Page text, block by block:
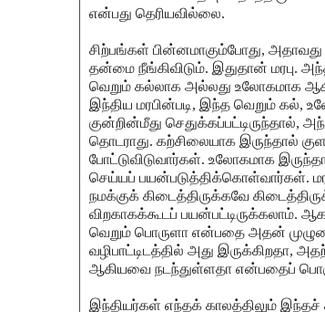
என்பது தெரியவில்லை.
சிற்பங்கள் பின்னமாகும்போது,
தன்மை நீங்கிவிடும். இதுதான் மரபு.
வெறும் கல்லாக அல்லது உலோகமாக
இந்திய மரபின்படி, இந்த வெறும் கல்,
குன்றின்மீது செதுக்கப்பட்டிருந்தால்,
தொடராது. கற்சிலையாக இருந்தால்
போட்டுவிடுவார்கள். உலோகமாக
செய்யப் பயன்படுத்திக்கொள்வார்கள்.
நமக்குக் கிடைத்திருக்கவே
விறகாகக்கூடப் பயன்பட்டிருக்கலாம்.
வெறும் பொருளா என்பதை அதன்
வழிபாட்டிடத்தில் அது இருக்கிறதா,
ஆகியவை நடந்துள்ளதா என்பதைப்
இந்தியர்கள் எந்தக் காலத்திலும்